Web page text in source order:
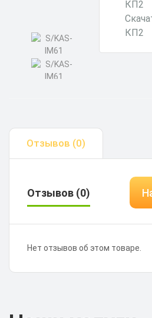
КП2
Отзывов (0)
Отзывов (0)
Нет отзывов об этом товаре.